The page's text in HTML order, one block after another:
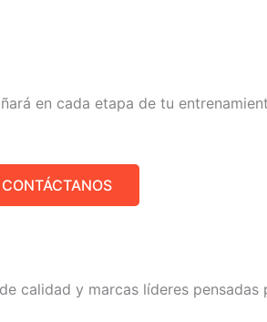
en cada etapa de tu
CONTÁCTANOS
calidad y marcas líderes